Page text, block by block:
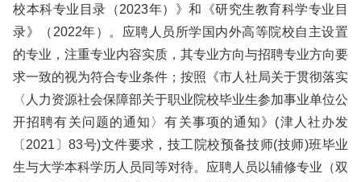
校本科专业目录（2023年）》和《研究生教育科学专业目
录》（2022年）。应聘人员所学国内外高等院校自主设置
的专业，注重专业内容实质，其专业方向与招聘专业方向要
求一致的视为符合专业条件；按照《市人社局关于贯彻落实
〈人力资源社会保障部关于职业院校毕业生参加事业单位公
开招聘有关问题的通知〉有关事项的通知》(津人社办发
〔2021〕83号)文件要求，技工院校预备技师(技师)班毕业
生与大学本科学历人员同等对待。应聘人员以辅修专业（双